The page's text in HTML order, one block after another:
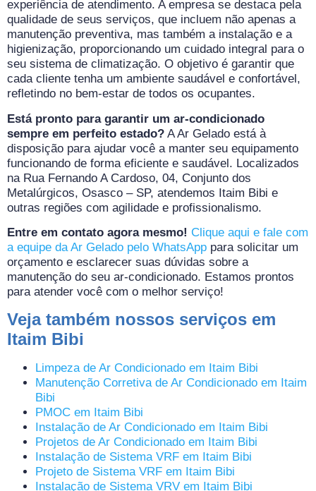
experiência de atendimento. A empresa se destaca pela
qualidade de seus serviços, que incluem não apenas a
manutenção preventiva, mas também a instalação e a
higienização, proporcionando um cuidado integral para o
seu sistema de climatização. O objetivo é garantir que
cada cliente tenha um ambiente saudável e confortável,
refletindo no bem-estar de todos os ocupantes.
Está pronto para garantir um ar-condicionado
sempre em perfeito estado? A Ar Gelado está à
disposição para ajudar você a manter seu equipamento
funcionando de forma eficiente e saudável. Localizados
na Rua Fernando A Cardoso, 04, Conjunto dos
Metalúrgicos, Osasco – SP, atendemos Itaim Bibi e
outras regiões com agilidade e profissionalismo.
Entre em contato agora mesmo! Clique aqui e fale com
a equipe da Ar Gelado pelo WhatsApp para solicitar um
orçamento e esclarecer suas dúvidas sobre a
manutenção do seu ar-condicionado. Estamos prontos
para atender você com o melhor serviço!
Veja também nossos serviços em
Itaim Bibi
Limpeza de Ar Condicionado em Itaim Bibi
Manutenção Corretiva de Ar Condicionado em Itaim
Bibi
PMOC em Itaim Bibi
Instalação de Ar Condicionado em Itaim Bibi
Projetos de Ar Condicionado em Itaim Bibi
Instalação de Sistema VRF em Itaim Bibi
Projeto de Sistema VRF em Itaim Bibi
Instalação de Sistema VRV em Itaim Bibi